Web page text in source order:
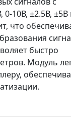
10В, ±2.5В, ±5В
что
быстро
Модуль